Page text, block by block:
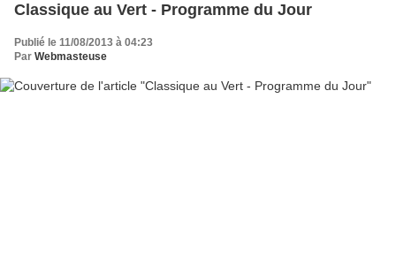
Classique au Vert - Programme du Jour
Publié le 11/08/2013 à 04:23
Par Webmasteuse